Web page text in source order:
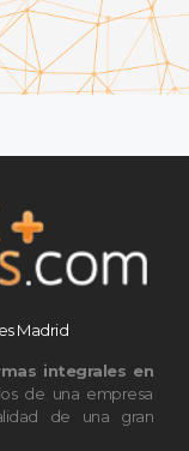
Madrid
integrales en
de una empresa
de una gran